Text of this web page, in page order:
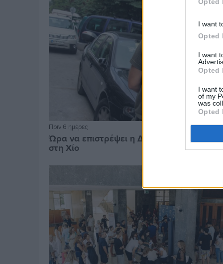
I want
Opted
I want
Opted
I want
of my
was
Opted
Πριν 6 ημέρες
Ώρα να επιστρέψει η Δημοτική Αστυνομία
στη Χίο